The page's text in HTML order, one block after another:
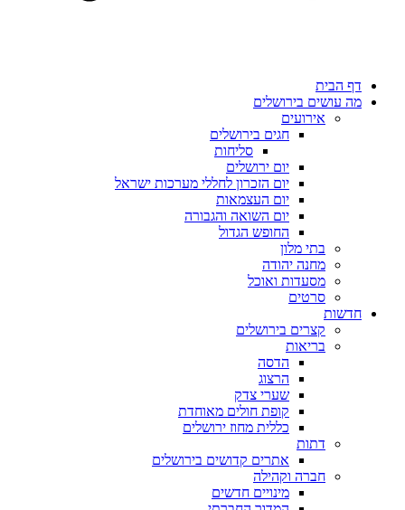
דף הבית
מה עושים בירושלים
אירועים
חגים בירושלים
סליחות
יום ירושלים
יום הזכרון לחללי מערכות ישראל
יום העצמאות
יום השואה והגבורה
החופש הגדול
בתי מלון
מחנה יהודה
מסעדות ואוכל
סרטים
חדשות
קצרים בירושלים
בריאות
הדסה
הרצוג
שערי צדק
קופת חולים מאוחדת
כללית מחוז ירושלים
דתות
אתרים קדושים בירושלים
חברה וקהילה
מינויים חדשים